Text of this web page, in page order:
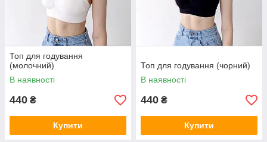
Топ для годування
(молочний)
В наявності
440 ₴
Купити
Топ для годування (чорний)
В наявності
440 ₴
Купити